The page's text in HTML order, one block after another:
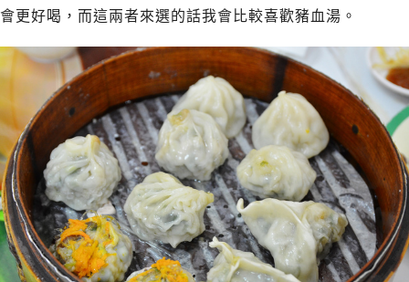
會更好喝，而這兩者來選的話我會比較喜歡豬血湯。